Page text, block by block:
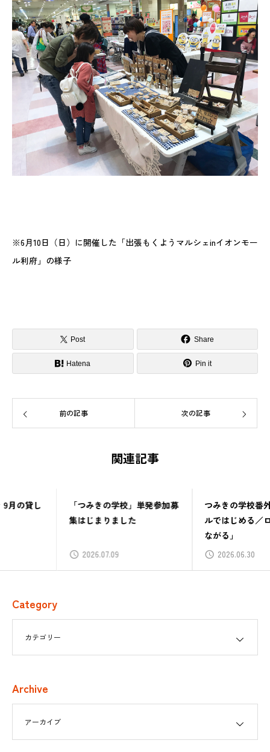
※6月10日（日）に開催した「出張もくようマルシェinイオンモー
ル利府」の様子
Post Share
Hatena Pin it
前の記事 次の記事
関連記事
「つみきの学校」単発参加募
集はじまりました
つみきの学校番外編「ローカ
ルではじめる／ローカルでつ
Category
Archive